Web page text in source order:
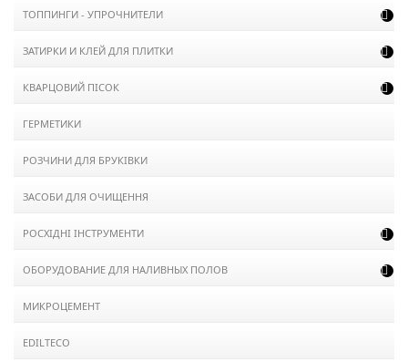
ТОППИНГИ - УПРОЧНИТЕЛИ 
ЗАТИРКИ И КЛЕЙ ДЛЯ ПЛИТКИ 
КВАРЦОВИЙ ПІСОК 
ГЕРМЕТИКИ
РОЗЧИНИ ДЛЯ БРУКІВКИ
ЗАСОБИ ДЛЯ ОЧИЩЕННЯ
РОСХІДНІ ІНСТРУМЕНТИ 
ОБОРУДОВАНИЕ ДЛЯ НАЛИВНЫХ ПОЛОВ 
МИКРОЦЕМЕНТ
EDILTECO